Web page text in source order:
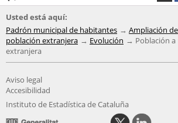
Usted está aquí:
Padrón municipal de habitantes
Ampliación
población extranjera
Evolución
Población a
extranjera
Aviso legal
Accesibilidad
Instituto de Estadística de Cataluña